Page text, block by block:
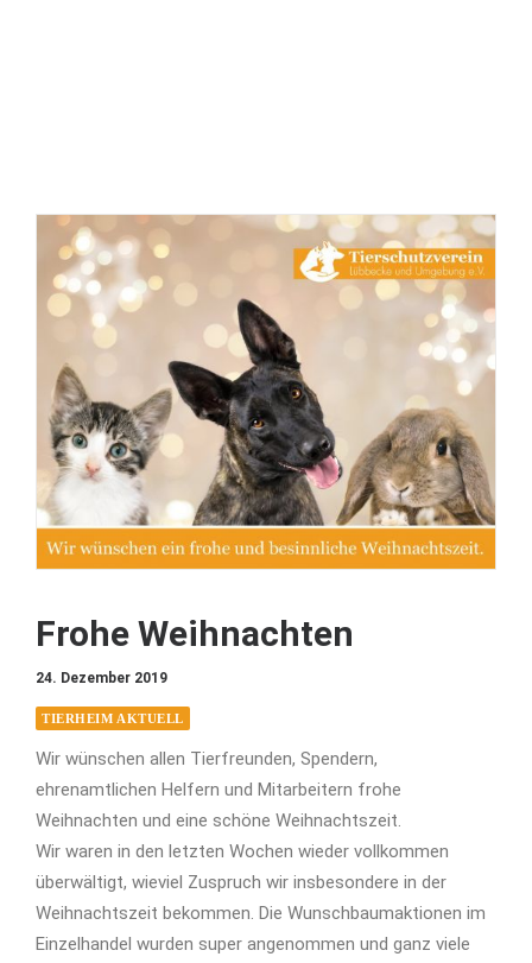
Frohe Weihnachten
24. Dezember 2019
TIERHEIM AKTUELL
Wir wünschen allen Tierfreunden, Spendern,
ehrenamtlichen Helfern und Mitarbeitern frohe
Weihnachten und eine schöne Weihnachtszeit.
Wir waren in den letzten Wochen wieder vollkommen
überwältigt, wieviel Zuspruch wir insbesondere in der
Weihnachtszeit bekommen. Die Wunschbaumaktionen im
Einzelhandel wurden super angenommen und ganz viele